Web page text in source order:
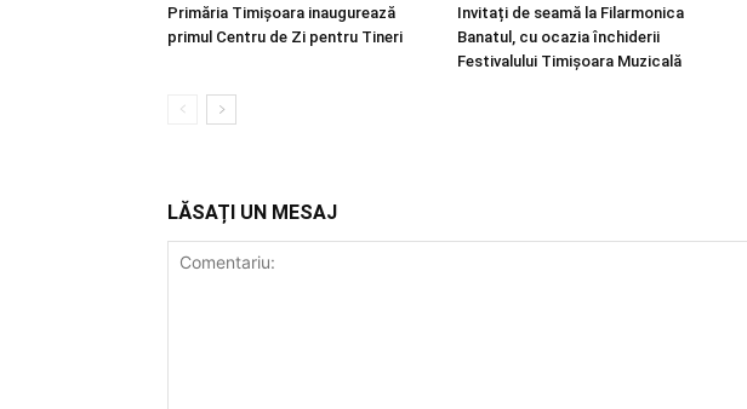
Primăria Timișoara inaugurează
primul Centru de Zi pentru Tineri
Invitați de seamă la Filarmonica
Banatul, cu ocazia închiderii
Festivalului Timișoara Muzicală
LĂSAȚI UN MESAJ